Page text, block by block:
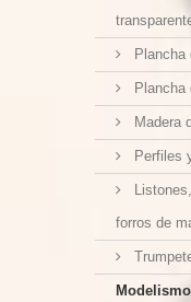
Plancha
Plancha
Madera
Perfiles
forros de